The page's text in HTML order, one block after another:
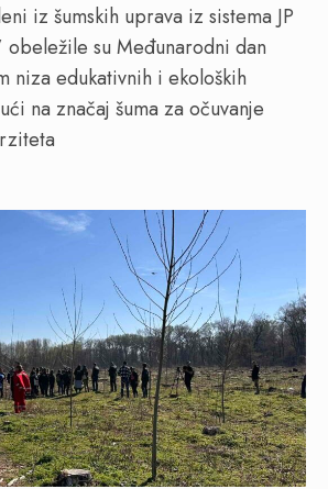
uprava iz sistema JP
obeležile su Međunarodni dan
niza edukativnih i ekoloških
na značaj šuma za očuvanje